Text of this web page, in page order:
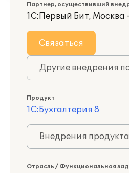
Партнер, осуществивший
1С:Первый Бит, Москва
Связаться
Другие внедрения
Продукт
1С:Бухгалтерия 8
Внедрения
Отрасль / Функциональная